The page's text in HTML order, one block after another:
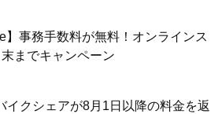
】事務手数料が無料！オンラインス
末までキャンペーン
イクシェアが8月1日以降の料金を返